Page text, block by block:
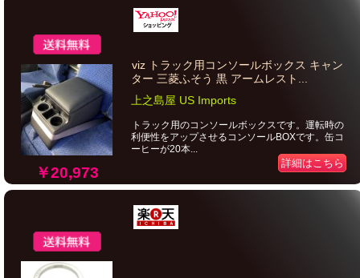
￥20,973
viz トラック用コンソールボックス キャン
ター 三菱ふそう 黒 アームレスト...
上之島屋 US Imports
トラック用のコンソールボックスです。運転時の
利便性をアップさせるコンソールBOXです。缶コ
ーヒーが20本...
詳細はこちら